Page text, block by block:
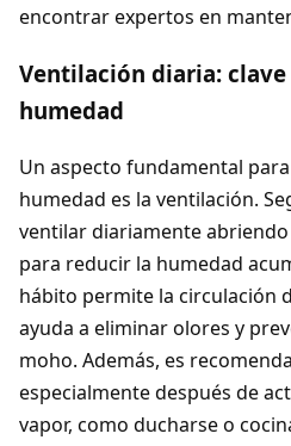
encontrar expertos en
Ventilación diaria:
humedad
Un aspecto fundamental
humedad es la ventilación.
ventilar diariamente abriendo
para reducir la humedad
hábito permite la circulación
ayuda a eliminar olores y
moho. Además, es
especialmente después de
vapor, como ducharse o